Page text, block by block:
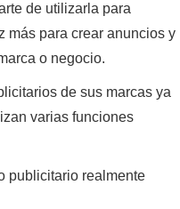
de utilizarla para
más para crear anuncios y
o negocio.
de sus marcas ya
varias funciones
publicitario realmente